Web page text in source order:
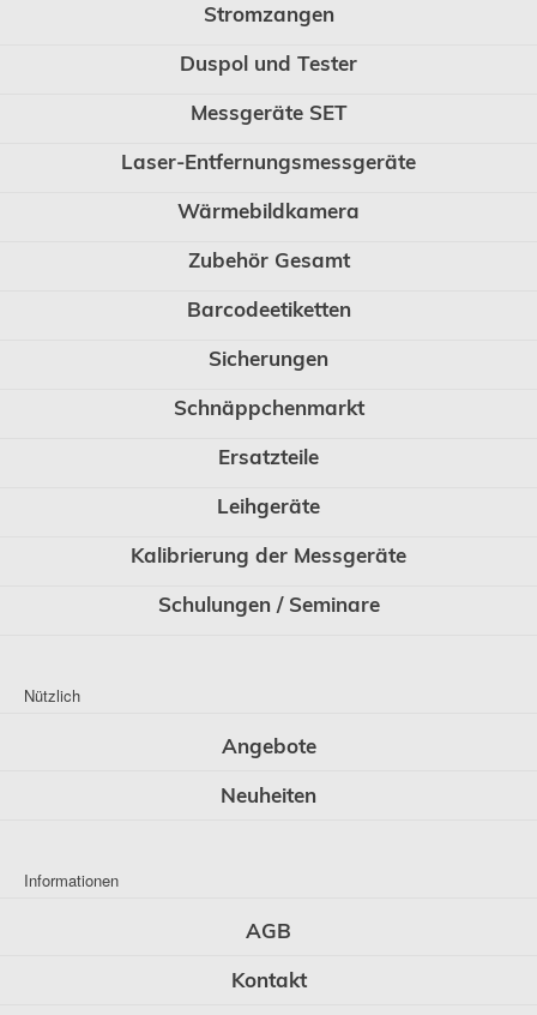
Stromzangen
Duspol und Tester
Messgeräte SET
Laser-Entfernungsmessgeräte
Wärmebildkamera
Zubehör Gesamt
Barcodeetiketten
Sicherungen
Schnäppchenmarkt
Ersatzteile
Leihgeräte
Kalibrierung der Messgeräte
Schulungen / Seminare
Nützlich
Angebote
Neuheiten
Informationen
AGB
Kontakt